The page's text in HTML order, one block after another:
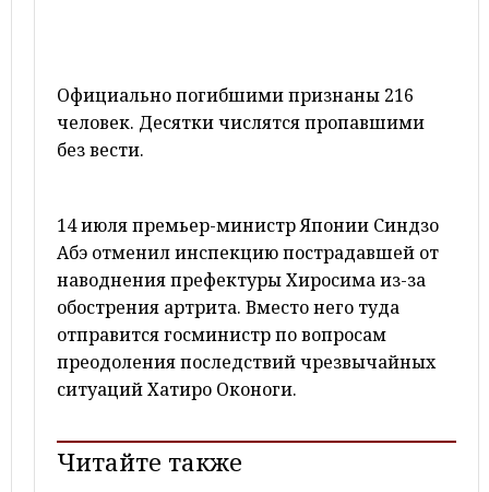
Официально погибшими признаны 216
человек. Десятки числятся пропавшими
без вести.
14 июля премьер-министр Японии Синдзо
Абэ отменил инспекцию пострадавшей от
наводнения префектуры Хиросима из-за
обострения артрита. Вместо него туда
отправится госминистр по вопросам
преодоления последствий чрезвычайных
ситуаций Хатиро Оконоги.
Читайте также